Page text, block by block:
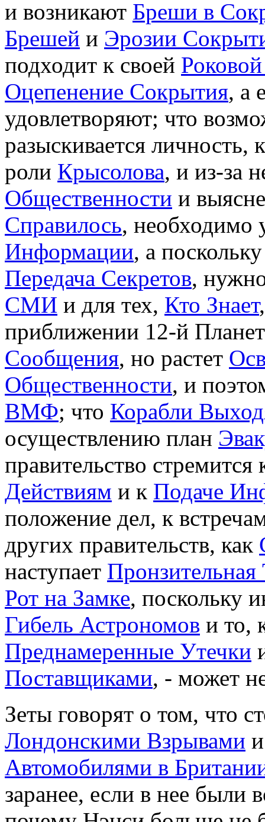
и возникают Бреши в
Брешей и Эрозии
подходит к своей
Оцепенение Сокрытия, а
удовлетворяют; что
разыскивается личность,
роли Крысолова, и из-за
Общественности и
Справилось, необходимо
Информации, а
Передача Секретов,
СМИ и для тех, Кто Знает
приближении 12-й
Сообщения, но растет
Общественности, и
ВМФ; что Корабли
осуществлению план
правительство стремится
Действиям и к Подаче
положение дел, к
других правительств, как
наступает
Рот на Замке, поскольку
Гибель Астрономов и то,
Преднамеренные Утечки
Поставщиками, - может
Зеты говорят о том, что
Лондонскими Взрывами
Автомобилями в
заранее, если в нее были